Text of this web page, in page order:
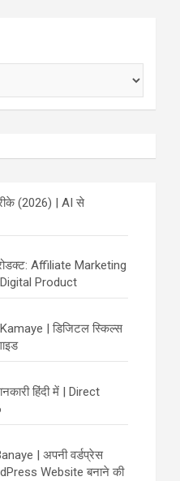
(2026) | AI से
Affiliate Marketing
Product
| डिजिटल स्किल्स
हिंदी में | Direct
| अपनी वर्डप्रेस
Website बनाने की